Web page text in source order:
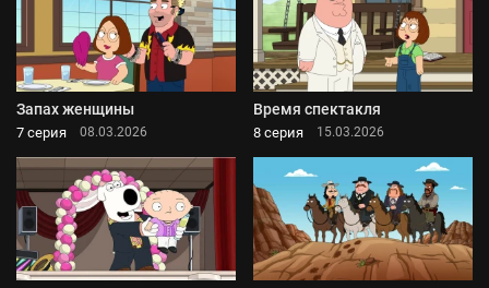
Запах женщины
7 серия 08.03.2026
Время спектакля
8 серия 15.03.2026